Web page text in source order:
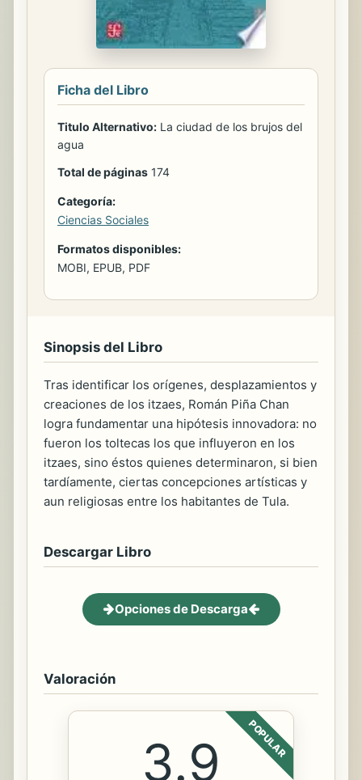
Ficha del Libro
Titulo Alternativo: La ciudad de los brujos del
agua
Total de páginas 174
Categoría:
Ciencias Sociales
Formatos disponibles:
MOBI, EPUB, PDF
Sinopsis del Libro
Tras identificar los orígenes, desplazamientos y
creaciones de los itzaes, Román Piña Chan
logra fundamentar una hipótesis innovadora: no
fueron los toltecas los que influyeron en los
itzaes, sino éstos quienes determinaron, si bien
tardíamente, ciertas concepciones artísticas y
aun religiosas entre los habitantes de Tula.
Descargar Libro
Opciones de Descarga
Valoración
POPULAR
3.9